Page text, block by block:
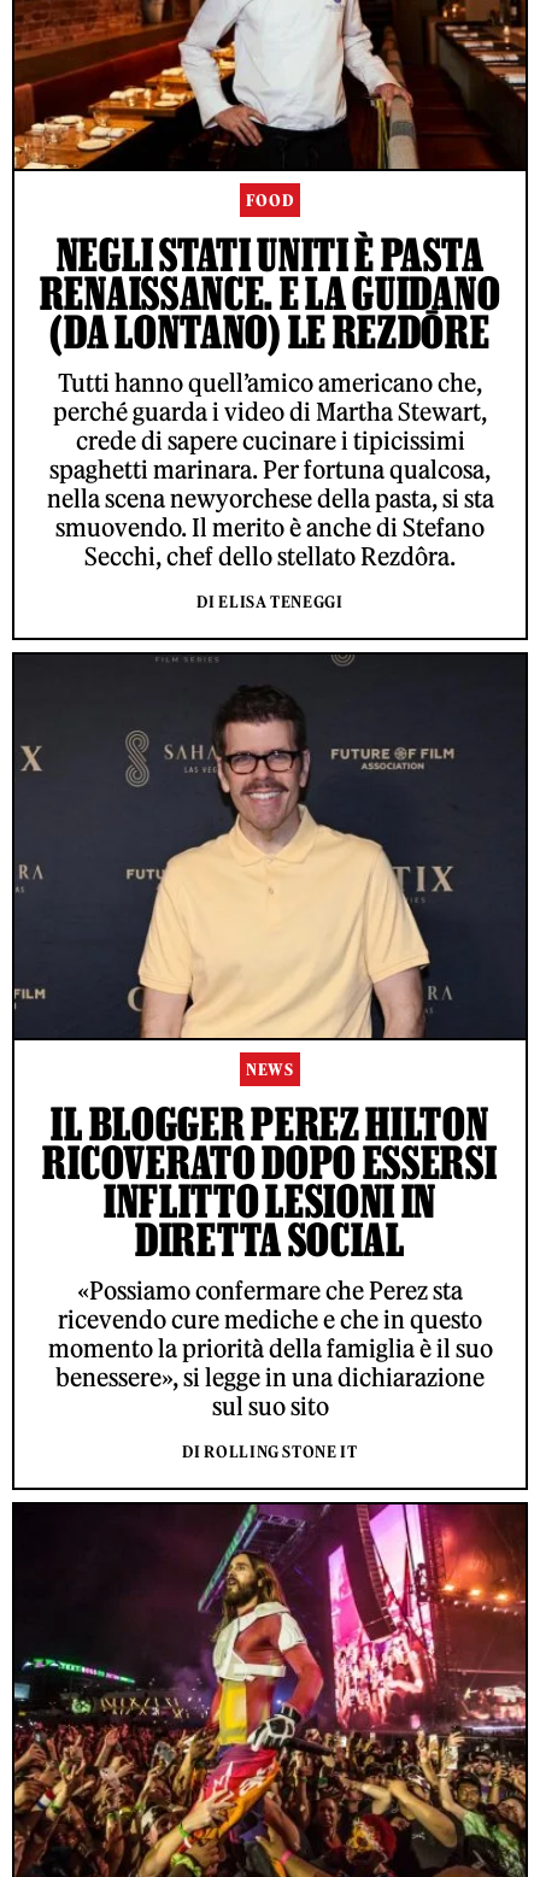
FOOD
NEGLI STATI UNITI È PASTA
RENAISSANCE. E LA GUIDANO
(DA LONTANO) LE REZDŌRE
Tutti hanno quell’amico americano che,
perché guarda i video di Martha Stewart,
crede di sapere cucinare i tipicissimi
spaghetti marinara. Per fortuna qualcosa,
nella scena newyorchese della pasta, si sta
smuovendo. Il merito è anche di Stefano
Secchi, chef dello stellato Rezdôra.
DI ELISA TENEGGI
NEWS
IL BLOGGER PEREZ HILTON
RICOVERATO DOPO ESSERSI
INFLITTO LESIONI IN
DIRETTA SOCIAL
«Possiamo confermare che Perez sta
ricevendo cure mediche e che in questo
momento la priorità della famiglia è il suo
benessere», si legge in una dichiarazione
sul suo sito
DI ROLLING STONE IT